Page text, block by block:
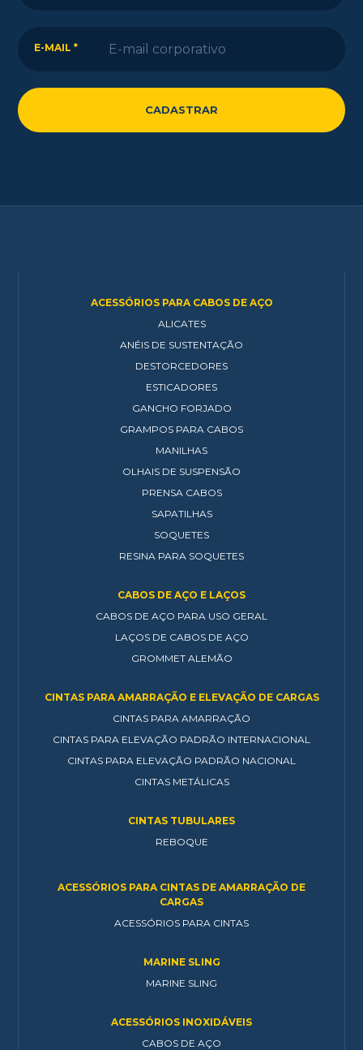
E-MAIL *
ACESSÓRIOS PARA CABOS DE AÇO
ALICATES
ANÉIS DE SUSTENTAÇÃO
DESTORCEDORES
ESTICADORES
GANCHO FORJADO
GRAMPOS PARA CABOS
MANILHAS
OLHAIS DE SUSPENSÃO
PRENSA CABOS
SAPATILHAS
SOQUETES
RESINA PARA SOQUETES
CABOS DE AÇO E LAÇOS
CABOS DE AÇO PARA USO GERAL
LAÇOS DE CABOS DE AÇO
GROMMET ALEMÃO
CINTAS PARA AMARRAÇÃO E ELEVAÇÃO DE CARGAS
CINTAS PARA AMARRAÇÃO
CINTAS PARA ELEVAÇÃO PADRÃO INTERNACIONAL
CINTAS PARA ELEVAÇÃO PADRÃO NACIONAL
CINTAS METÁLICAS
CINTAS TUBULARES
REBOQUE
ACESSÓRIOS PARA CINTAS DE AMARRAÇÃO DE
CARGAS
ACESSÓRIOS PARA CINTAS
MARINE SLING
MARINE SLING
ACESSÓRIOS INOXIDÁVEIS
CABOS DE AÇO